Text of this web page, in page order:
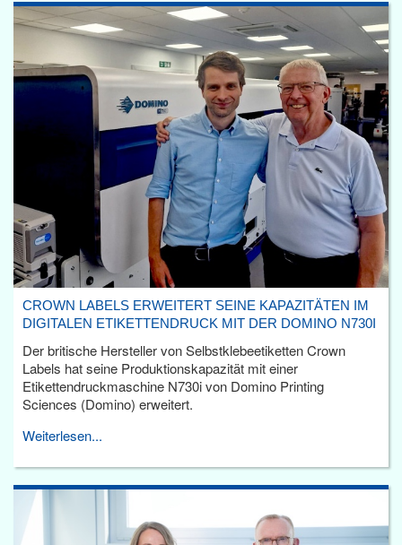
CROWN LABELS ERWEITERT SEINE KAPAZITÄTEN IM
DIGITALEN ETIKETTENDRUCK MIT DER DOMINO N730I
Der britische Hersteller von Selbstklebeetiketten Crown
Labels hat seine Produktionskapazität mit einer
Etikettendruckmaschine N730i von Domino Printing
Sciences (Domino) erweitert.
Weiterlesen...